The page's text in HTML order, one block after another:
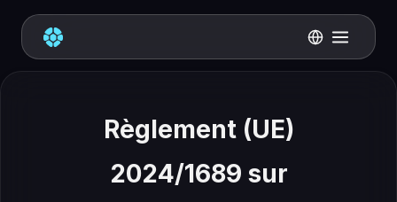
Règlement (UE)
2024/1689 sur